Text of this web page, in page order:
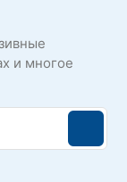
и многое